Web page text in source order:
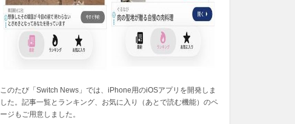
このたび「Switch News」では、iPhone用のiOSアプリを開発しま
した。記事一覧とランキング、お気に入り（あとで読む機能）のペ
ージもご用意しました。